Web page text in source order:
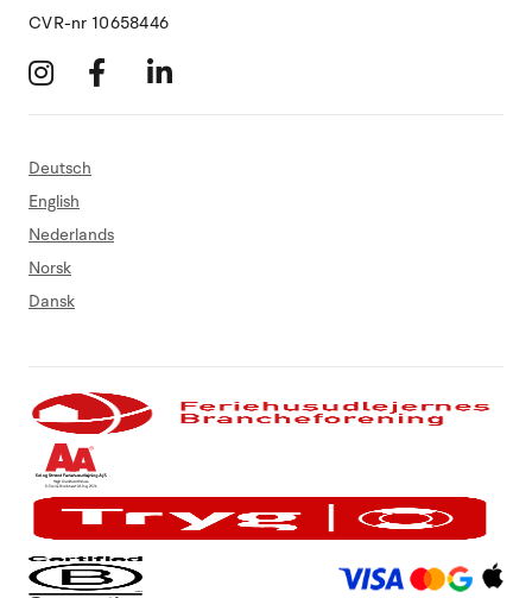
CVR-nr 10658446
Deutsch
English
Nederlands
Norsk
Dansk